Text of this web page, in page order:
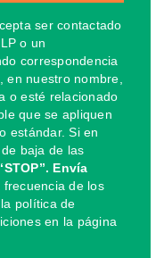
ser contactado
o un
correspondencia
en nuestro nombre,
o esté relacionado
que se apliquen
estándar. Si en
baja de las
Envía
frecuencia de los
política de
en la página